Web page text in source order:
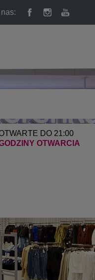
DO 21:00
OTWARCIA